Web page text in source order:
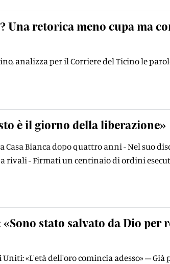
Una retorica meno cupa ma
analizza per il Corriere del Ticino le
è il giorno della liberazione»
Bianca dopo quattro anni - Nel suo
rivali - Firmati un centinaio di ordini
stato salvato da Dio per
«L'età dell'oro comincia adesso» – Già